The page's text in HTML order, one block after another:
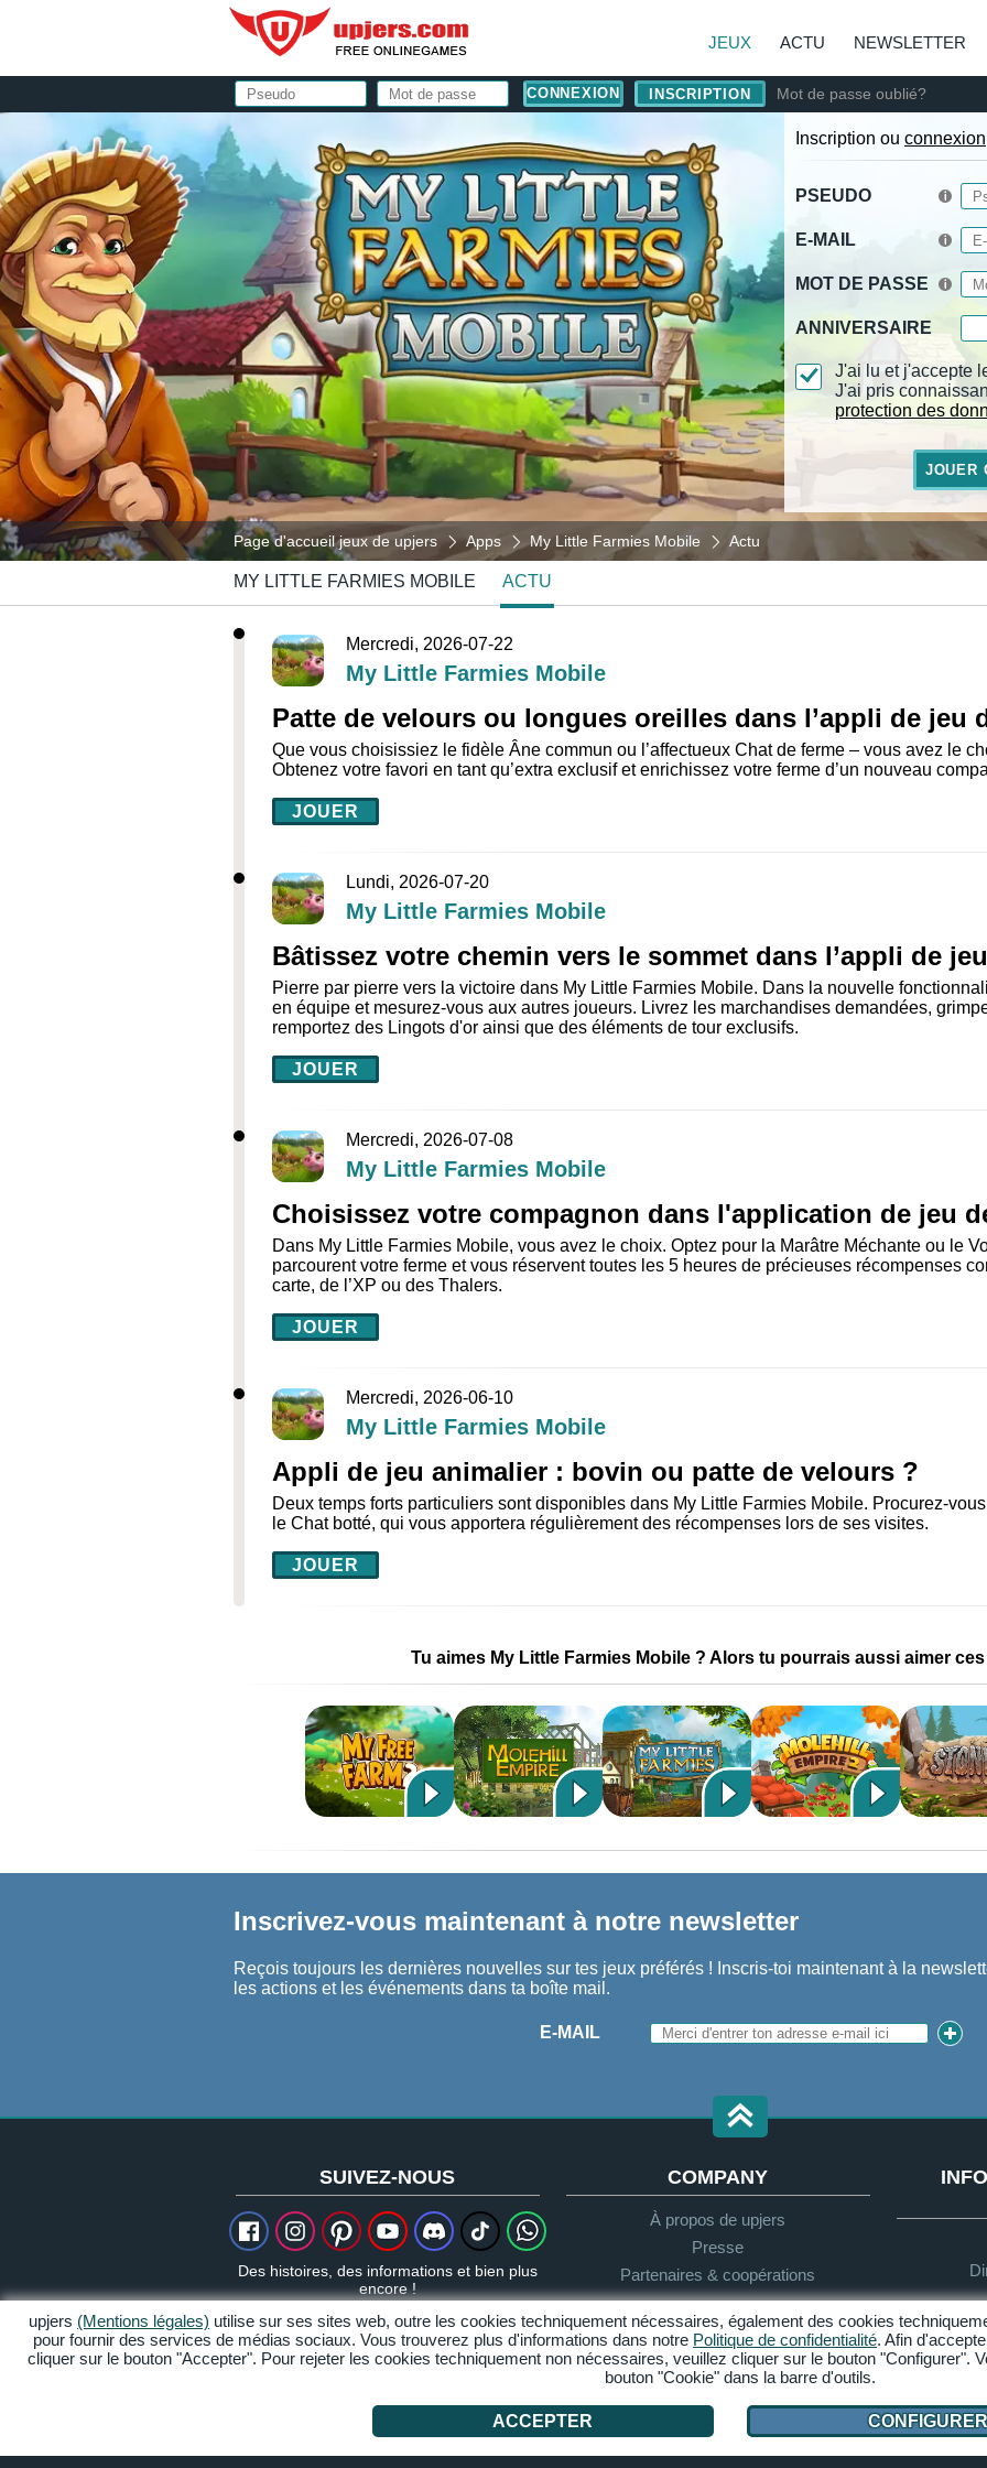
JEUX ACTU NEWSLETTER
INSCRIPTION Mot de passe oublié?
Inscription ou connexion
PSEUDO
E-MAIL
MOT DE PASSE
ANNIVERSAIRE
J'ai lu et j'accepte
J'ai pris
protection des
Page d'accueil jeux de upjers Apps My Little Farmies Mobile Actu
MY LITTLE FARMIES MOBILE ACTU
Mercredi, 2026-07-22
My Little Farmies Mobile
Patte de velours ou longues oreilles dans l’appli de jeu
Que vous choisissiez le fidèle Âne commun ou l’affectueux Chat de ferme – vous avez le
Obtenez votre favori en tant qu’extra exclusif et enrichissez votre ferme d’un nouveau
JOUER
Lundi, 2026-07-20
My Little Farmies Mobile
Bâtissez votre chemin vers le sommet dans l’appli de
Pierre par pierre vers la victoire dans My Little Farmies Mobile. Dans la nouvelle
en équipe et mesurez-vous aux autres joueurs. Livrez les marchandises demandées,
remportez des Lingots d'or ainsi que des éléments de tour exclusifs.
JOUER
Mercredi, 2026-07-08
My Little Farmies Mobile
Choisissez votre compagnon dans l'application de jeu
Dans My Little Farmies Mobile, vous avez le choix. Optez pour la Marâtre Méchante ou le
parcourent votre ferme et vous réservent toutes les 5 heures de précieuses récompenses
carte, de l’XP ou des Thalers.
JOUER
Mercredi, 2026-06-10
My Little Farmies Mobile
Appli de jeu animalier : bovin ou patte de velours ?
Deux temps forts particuliers sont disponibles dans My Little Farmies Mobile. Procurez-
le Chat botté, qui vous apportera régulièrement des récompenses lors de ses visites.
JOUER
Tu aimes My Little Farmies Mobile ? Alors tu pourrais aussi aimer
Inscrivez-vous maintenant à notre newsletter
Reçois toujours les dernières nouvelles sur tes jeux préférés ! Inscris-toi maintenant à la
les actions et les événements dans ta boîte mail.
E-MAIL
SUIVEZ-NOUS
Des histoires, des informations et bien plus
encore !
COMPANY
À propos de upjers
Presse
Partenaires & coopérations
Mentions légales Protection des données CGU
Gérer cookies
upjers (Mentions légales) utilise sur ses sites web, outre les cookies techniquement nécessaires, également des cookies
pour fournir des services de médias sociaux. Vous trouverez plus d'informations dans notre Politique de confidentialité. Afin
cliquer sur le bouton "Accepter". Pour rejeter les cookies techniquement non nécessaires, veuillez cliquer sur le bouton "Configurer".
bouton "Cookie" dans la barre d'outils.
ACCEPTER CONFIGURER